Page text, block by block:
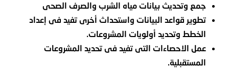
جمع وتحديث بيانات مياه الشرب والصرف الصحى
تطوير قواعد البيانات واستحداث أخرى تفيد فى إعداد
الخطط وتحديد أولويات المشروعات.
عمل الاحصاءات التى تفيد فى تحديد المشروعات
المستقبلية.